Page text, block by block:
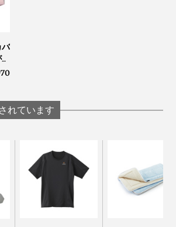
、体の曲線にフィットしてくれます。
したが、初日から「これ、いいね」
合わない」「なんか首がスッキリし
いた夫。
見つかった！」と喜んでいたのです
たら、こっちを買ったかも」と漏らし
”を絶賛。
バ
低
れています